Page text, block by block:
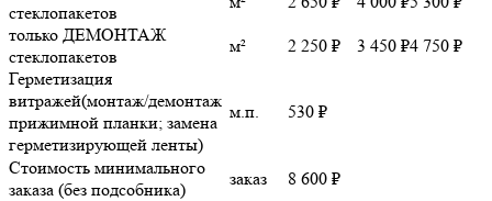
стеклопакетов
только ДЕМОНТАЖ
стеклопакетов
м² 2 250 ₽ 3 450 ₽4 750 ₽
Герметизация
витражей(монтаж/демонтаж
прижимной планки; замена
герметизирующей ленты)
м.п. 530 ₽
Стоимость минимального
заказа (без подсобника)
заказ 8 600 ₽